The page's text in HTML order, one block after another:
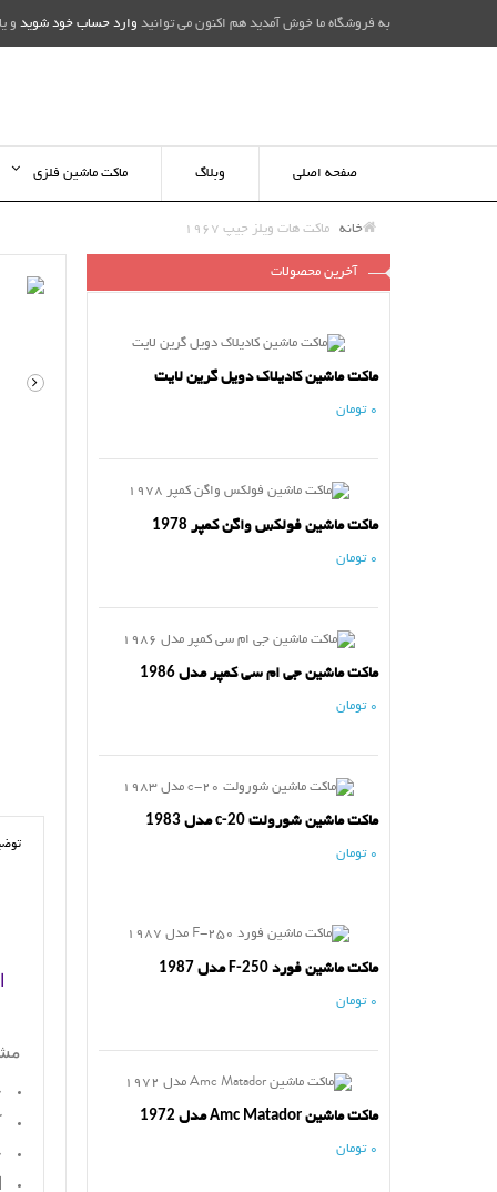
به فروشگاه ما خوش آمدید هم اکنون می توانید وارد حساب خود شوید و یا
صفحه اصلی وبلاگ ماکت ماشین فلزی
خانه ماکت هات ویلز جیپ 1967
آخرین محصولات
ماکت ماشین کادیلاک دویل گرین لایت
0 تومان
ماکت ماشین فولکس واگن کمپر 1978
0 تومان
ماکت ماشین جی ام سی کمپر مدل 1986
0 تومان
ماکت ماشین شورولت c-20 مدل 1983
0 تومان
ماکت ماشین فورد F-250 مدل 1987
0 تومان
ماکت ماشین Amc Matador مدل 1972
0 تومان